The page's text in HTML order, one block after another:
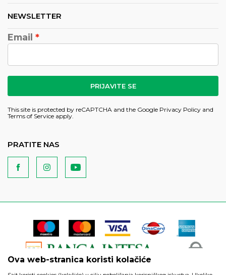
NEWSLETTER
Email
PRIJAVITE SE
This site is protected by reCAPTCHA and the Google Privacy Policy and
Terms of Service apply.
PRATITE NAS
Ova web-stranica koristi kolačiće